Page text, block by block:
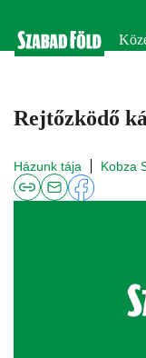
Rejtőzködő
Házunk tája Kobza